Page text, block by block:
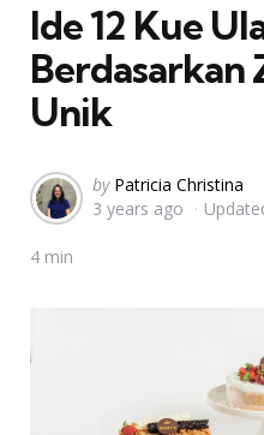
Ide 12 Kue
Berdasarkan
Unik
Posted
by
by Patricia Christina
3 years ago
4 min